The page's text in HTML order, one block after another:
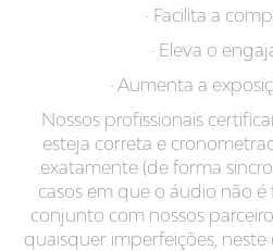
· Facilita a
· Eleva o
· Aumenta a
Nossos profissionais
esteja correta e
exatamente (de forma
casos em que o áudio não
conjunto com nossos
quaisquer imperfeições,